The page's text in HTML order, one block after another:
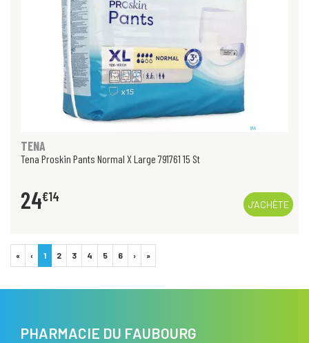
TENA
Tena Proskin Pants Normal X Large 791761 15 St
24€14
J’ACHÈTE
« ‹ 1 2 3 4 5 6 › »
PHARMACIE DU FAUBOURG